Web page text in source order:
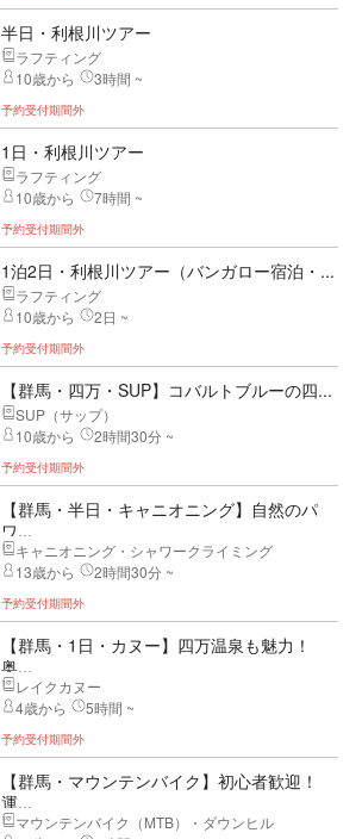
半日・利根川ツアー
ラフティング
10歳から
3時間 ~
予約受付期間外
1日・利根川ツアー
ラフティング
10歳から
7時間 ~
予約受付期間外
1泊2日・利根川ツアー（バンガロー宿泊・...
ラフティング
10歳から
2日 ~
予約受付期間外
【群馬・四万・SUP】コバルトブルーの四...
SUP（サップ）
10歳から
2時間30分 ~
予約受付期間外
【群馬・半日・キャニオニング】自然のパ
ワ...
キャニオニング・シャワークライミング
13歳から
2時間30分 ~
予約受付期間外
【群馬・1日・カヌー】四万温泉も魅力！
奥...
レイクカヌー
4歳から
5時間 ~
予約受付期間外
【群馬・マウンテンバイク】初心者歓迎！
運...
マウンテンバイク（MTB）・ダウンヒル